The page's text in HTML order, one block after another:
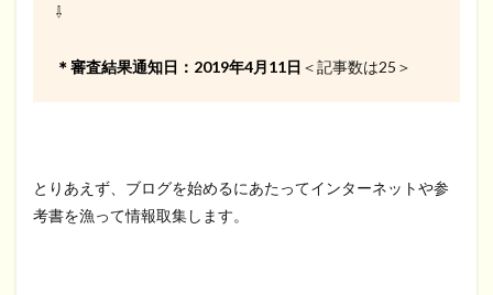
⇩
＊審査結果通知日：2019年4月11日 ＜記事数は25＞
とりあえず、ブログを始めるにあたってインターネットや参
考書を漁って情報取集します。